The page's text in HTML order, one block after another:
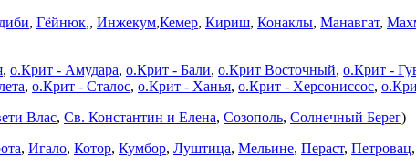
, Гёйнюк,, Инжекум,Кемер, Кириш, Конаклы, Манавгат,
, о.Крит - Амудара, о.Крит - Бали, о.Крит Восточный, о.Крит -
, о.Крит - Сталос, о.Крит - Ханья, о.Крит - Херсониссос,
Влас, Св. Константин и Елена, Созополь, Солнечный Берег)
, Игало, Котор, Кумбор, Луштица, Мельине, Пераст, Петровац,